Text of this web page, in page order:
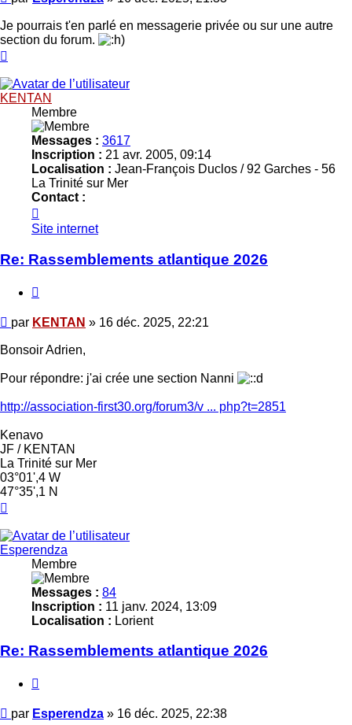
Je pourrais t'en parlé en messagerie privée ou sur une autre
section du forum.
KENTAN
Membre
Messages : 3617
Inscription : 21 avr. 2005, 09:14
Localisation : Jean-François Duclos / 92 Garches - 56
La Trinité sur Mer
Contact :
KENTAN
Site internet
Re: Rassemblements atlantique 2026
Message
par KENTAN » 16 déc. 2025, 22:21
Bonsoir Adrien,
Pour répondre: j'ai crée une section Nanni
http://association-first30.org/forum3/v ... php?t=2851
Kenavo
JF / KENTAN
La Trinité sur Mer
03°01',4 W
47°35',1 N
Esperendza
Membre
Messages : 84
Inscription : 11 janv. 2024, 13:09
Localisation : Lorient
Re: Rassemblements atlantique 2026
Message
par Esperendza » 16 déc. 2025, 22:38